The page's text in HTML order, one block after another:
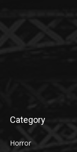
Category
Horror